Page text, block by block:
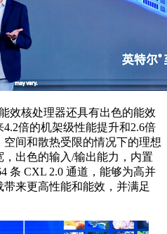
核处理器还具有出色的能效
倍的机架级性能提升和2.6倍
间和散热受限的情况下的理想
出色的输入/输出能力，内置
条 CXL 2.0 通道，能够为高并
来更高性能和能效，并满足